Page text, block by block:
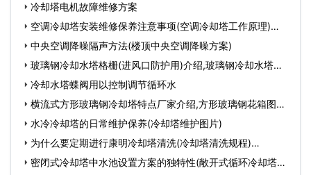
冷却塔电机故障维修方案
空调冷却塔安装维修保养注意事项(空调冷却塔工作原理)…
中央空调降噪隔声方法(楼顶中央空调降噪方案)
玻璃钢冷却水塔格栅(进风口防护用)介绍,玻璃钢冷却水塔厂
家…冷却水塔蝶阀用以控制调节循环水
横流式方形玻璃钢冷却塔特点厂家介绍,方形玻璃钢花箱图
片…水冷冷却塔的日常维护保养(冷却塔维护图片)
为什么要定期进行康明冷却塔清洗(冷却塔清洗规程)…
密闭式冷却塔中水池设置方案的独特性(敞开式循环冷却塔用